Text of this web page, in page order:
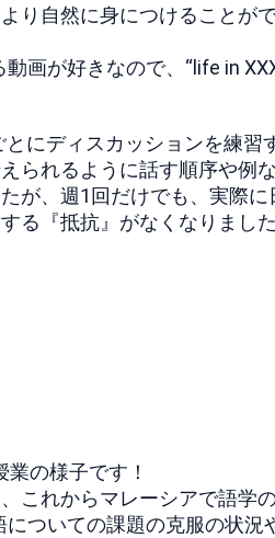
り自然に身につけることが
画が好きなので、“life in
にディスカッションを練習
られるように話す順序や例
が、週1回だけでも、実際に
る『抵抗』がなくなりました
の様子です！
これからマレーシアで語学
ついての課題の克服の状況